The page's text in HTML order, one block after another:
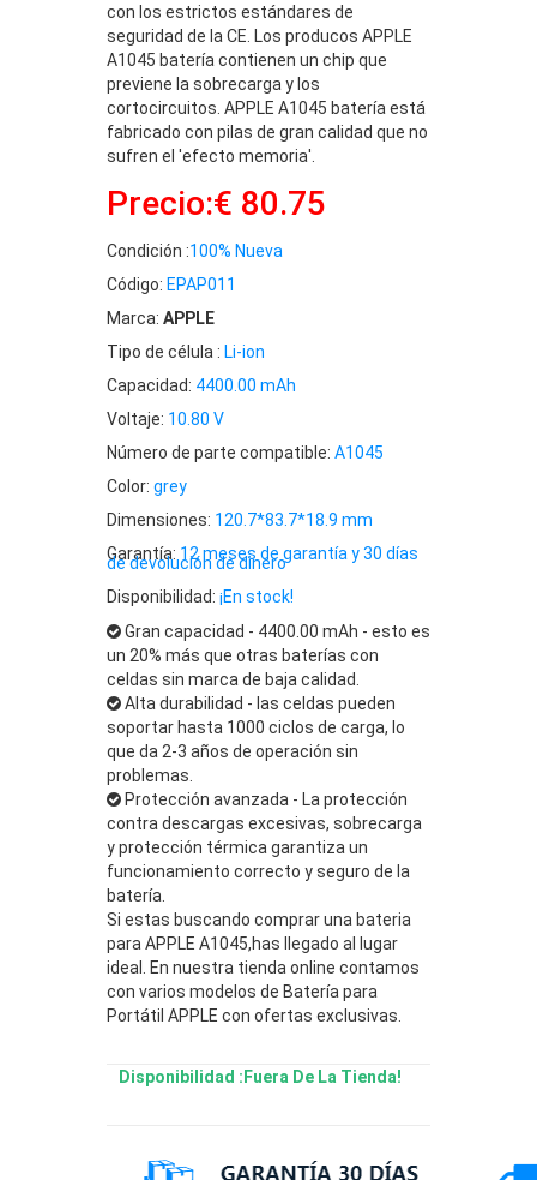
con los estrictos estándares de
seguridad de la CE. Los producos APPLE
A1045 batería contienen un chip que
previene la sobrecarga y los
cortocircuitos. APPLE A1045 batería está
fabricado con pilas de gran calidad que no
sufren el 'efecto memoria'.
Precio:€ 80.75
Condición :100% Nueva
Código: EPAP011
Marca: APPLE
Tipo de célula : Li-ion
Capacidad: 4400.00 mAh
Voltaje: 10.80 V
Número de parte compatible: A1045
Color: grey
Dimensiones: 120.7*83.7*18.9 mm
Garantía: 12 meses de garantía y 30 días
de devolución de dinero
Disponibilidad: ¡En stock!
Gran capacidad - 4400.00 mAh - esto es
un 20% más que otras baterías con
celdas sin marca de baja calidad.
Alta durabilidad - las celdas pueden
soportar hasta 1000 ciclos de carga, lo
que da 2-3 años de operación sin
problemas.
Protección avanzada - La protección
contra descargas excesivas, sobrecarga
y protección térmica garantiza un
funcionamiento correcto y seguro de la
batería.
Si estas buscando comprar una bateria
para APPLE A1045,has llegado al lugar
ideal. En nuestra tienda online contamos
con varios modelos de Batería para
Portátil APPLE con ofertas exclusivas.
Disponibilidad :Fuera De La Tienda!